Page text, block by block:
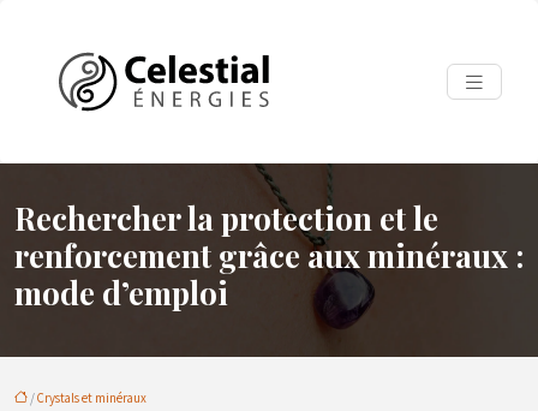
Rechercher la protection et le
renforcement grâce aux minéraux :
mode d’emploi
/Crystals et minéraux